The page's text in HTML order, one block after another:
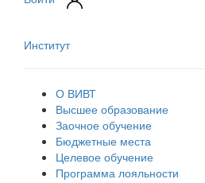
Институт
О ВИВТ
Высшее образование
Заочное обучение
Бюджетные места
Целевое обучение
Программа лояльности